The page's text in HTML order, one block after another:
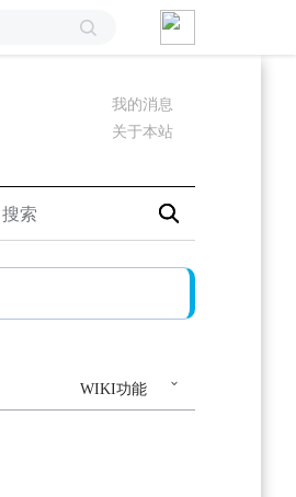
我的消息
关于本站
WIKI功能